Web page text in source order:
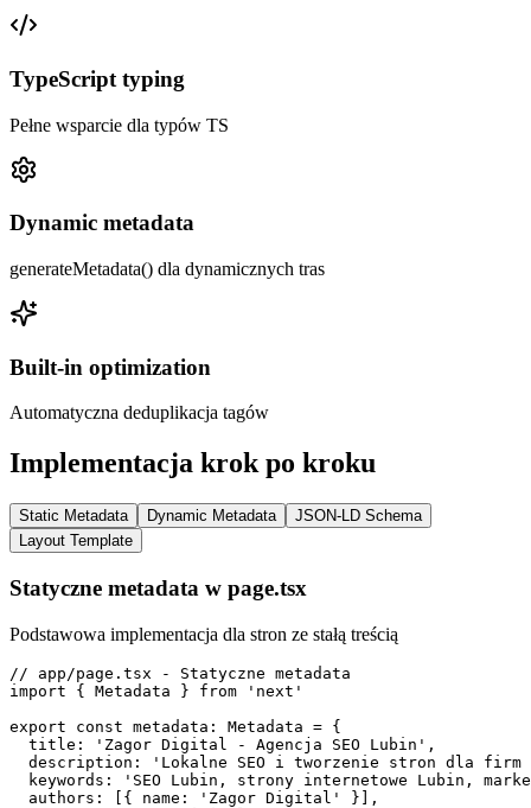
TypeScript typing
Pełne wsparcie dla typów TS
Dynamic metadata
generateMetadata() dla dynamicznych tras
Built-in optimization
Automatyczna deduplikacja tagów
Implementacja krok po kroku
Static Metadata Dynamic Metadata
JSON-LD Schema
Layout Template
Statyczne metadata w page.tsx
Podstawowa implementacja dla stron ze stałą treścią
// app/page.tsx - Statyczne metadata
import { Metadata } from 'next'
export const metadata: Metadata = {
  title: 'Zagor Digital - Agencja SEO Lubin',
description: 'Lokalne SEO i tworzenie stron dla firm
keywords: 'SEO Lubin, strony internetowe Lubin,
  authors: [{ name: 'Zagor Digital' }],